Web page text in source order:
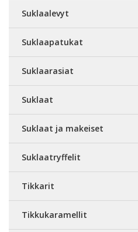
Suklaalevyt
Suklaapatukat
Suklaarasiat
Suklaat
Suklaat ja makeiset
Suklaatryffelit
Tikkarit
Tikkukaramellit